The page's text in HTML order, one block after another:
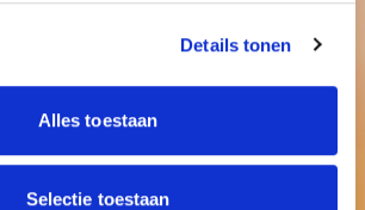
Details tonen
Alles toestaan
Selectie toestaan